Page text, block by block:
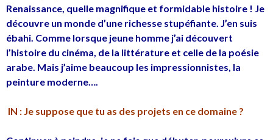
Renaissance, quelle magnifique et formidable histoire ! Je
découvre un monde d’une richesse stupéfiante. J’en suis
ébahi. Comme lorsque jeune homme j’ai découvert
l’histoire du cinéma, de la littérature et celle de la poésie
arabe. Mais j’aime beaucoup les impressionnistes, la
peinture moderne….
IN : Je suppose que tu as des projets en ce domaine ?